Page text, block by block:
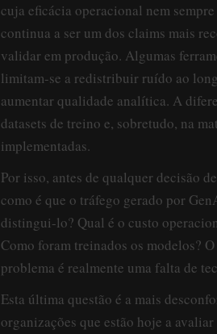
cuja eficácia operacional nem
continua a ser um dos claims mais
validar em produção. Algumas
limitam-se a redistribuir ruído ao
aumentar qualidade analítica. A
datasets de treino e, sobretudo, na
implementadas.
Por isso, antes de qualquer decisão
como é que o tráfego gerado por
distingui-lo? Qual é o custo
Como foram treinados os modelos?
problema é realmente uma falta de
Esta última questão é a mais
organizações que estão hoje a